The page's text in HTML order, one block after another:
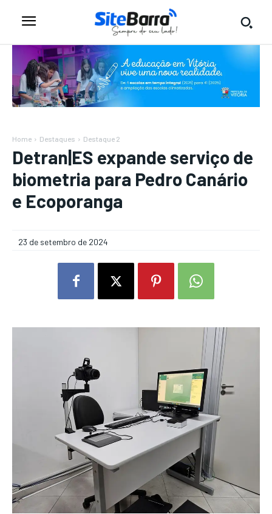
Home Destaques Destaque 2
Detran|ES expande serviço de
biometria para Pedro Canário
e Ecoporanga
23 de setembro de 2024